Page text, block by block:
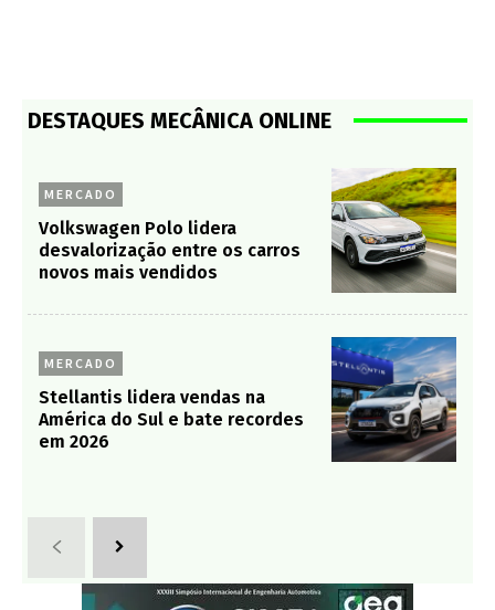
DESTAQUES MECÂNICA ONLINE
MERCADO
Volkswagen Polo lidera
desvalorização entre os carros
novos mais vendidos
MERCADO
Stellantis lidera vendas na
América do Sul e bate recordes
em 2026